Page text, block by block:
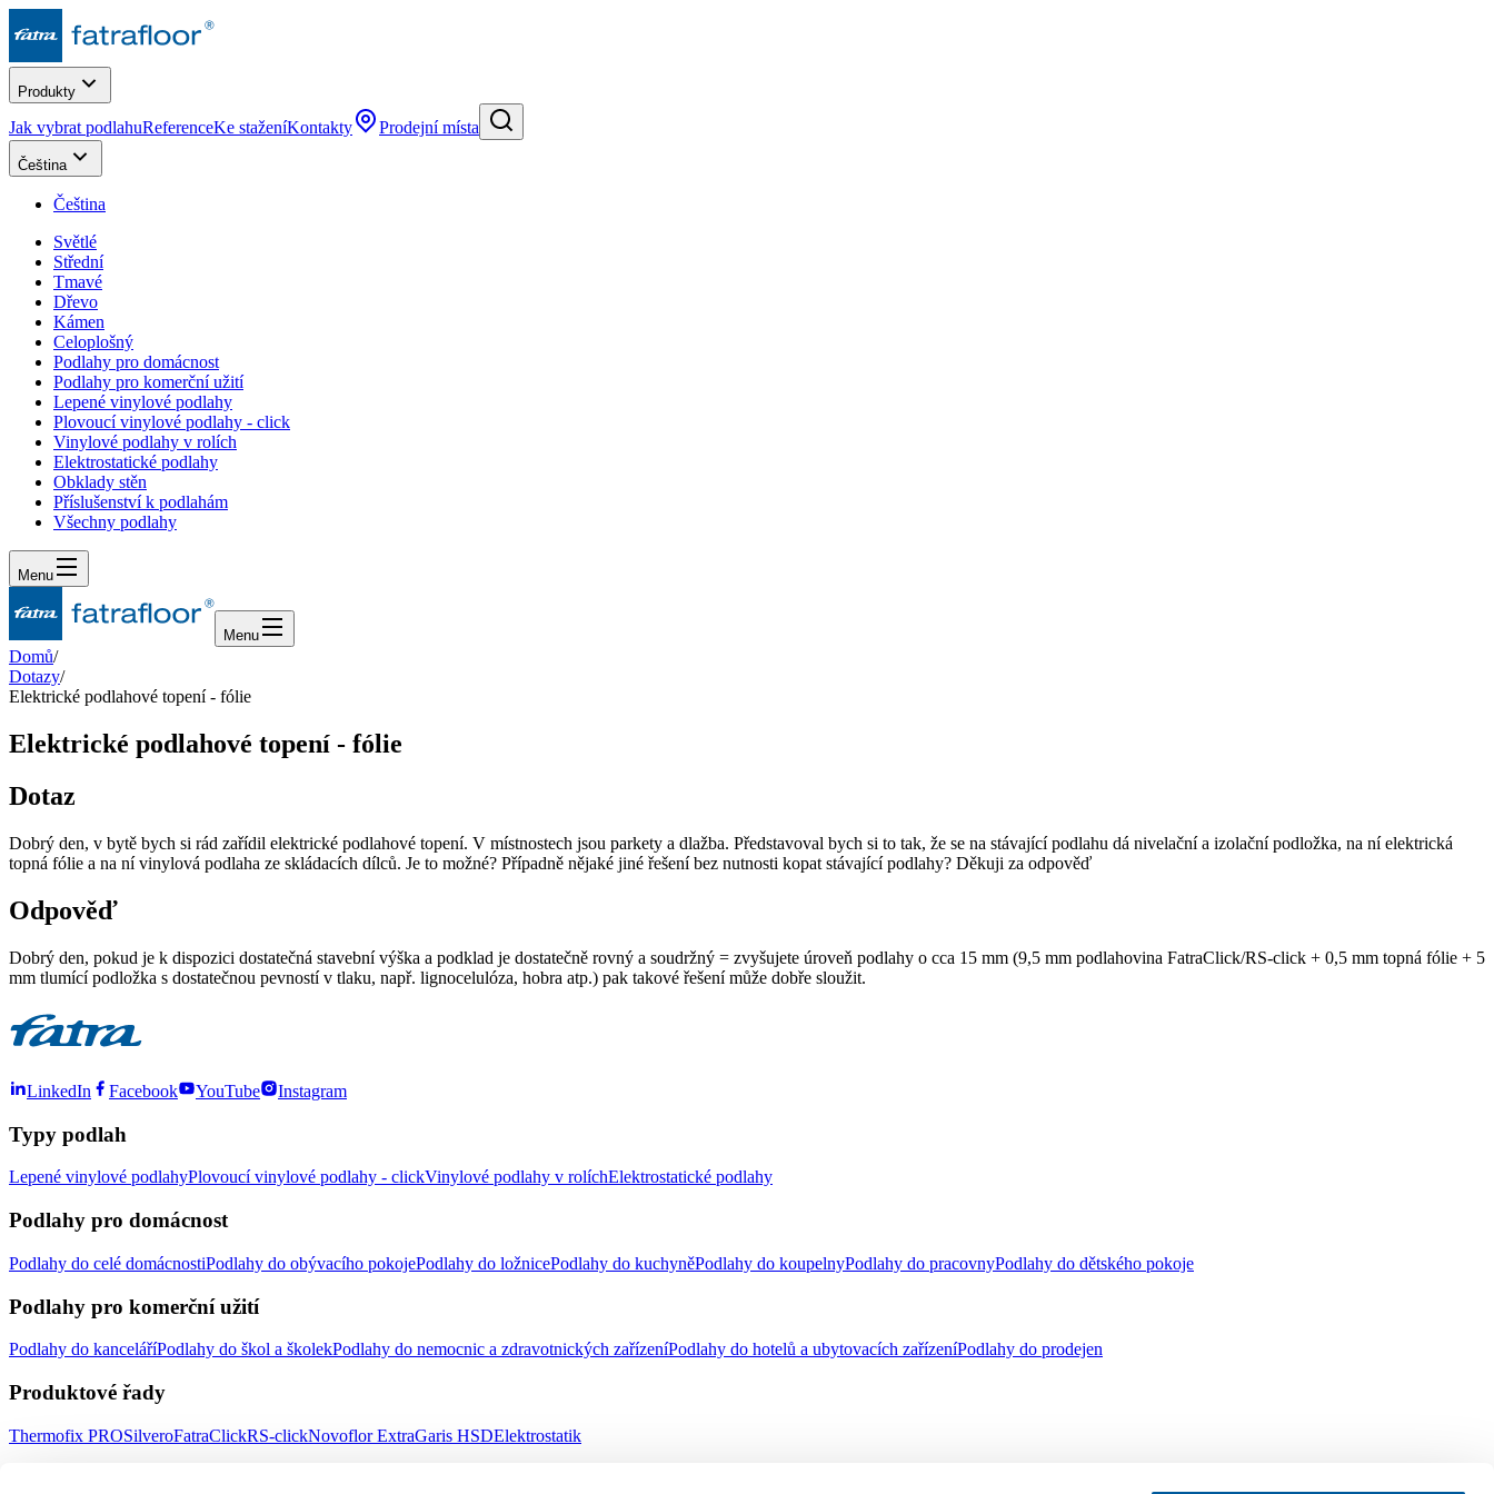
Produkty
Jak vybrat podlahuReferenceKe staženíKontakty Prodejní místa
Čeština
Čeština
Světlé
Střední
Tmavé
Dřevo
Kámen
Celoplošný
Podlahy pro domácnost
Podlahy pro komerční užití
Lepené vinylové podlahy
Plovoucí vinylové podlahy - click
Vinylové podlahy v rolích
Elektrostatické podlahy
Obklady stěn
Příslušenství k podlahám
Všechny podlahy
Menu
Menu
Domů/
Dotazy/
Elektrické podlahové topení - fólie
Elektrické podlahové topení - fólie
Dotaz
Dobrý den, v bytě bych si rád zařídil elektrické podlahové topení. V místnostech jsou parkety a dlažba. Představoval bych si to tak, že se na stávající podlahu dá nivelační a izolační podložka, na ní elektrická
topná fólie a na ní vinylová podlaha ze skládacích dílců. Je to možné? Případně nějaké jiné řešení bez nutnosti kopat stávající podlahy? Děkuji za odpověď
Odpověď
Dobrý den, pokud je k dispozici dostatečná stavební výška a podklad je dostatečně rovný a soudržný = zvyšujete úroveň podlahy o cca 15 mm (9,5 mm podlahovina FatraClick/RS-click + 0,5 mm topná fólie + 5
mm tlumící podložka s dostatečnou pevností v tlaku, např. lignocelulóza, hobra atp.) pak takové řešení může dobře sloužit.
LinkedIn Facebook YouTube Instagram
Typy podlah
Lepené vinylové podlahyPlovoucí vinylové podlahy - clickVinylové podlahy v rolíchElektrostatické podlahy
Podlahy pro domácnost
Podlahy do celé domácnostiPodlahy do obývacího pokojePodlahy do ložnicePodlahy do kuchyněPodlahy do koupelnyPodlahy do pracovnyPodlahy do dětského pokoje
Podlahy pro komerční užití
Podlahy do kanceláříPodlahy do škol a školekPodlahy do nemocnic a zdravotnických zařízeníPodlahy do hotelů a ubytovacích zařízeníPodlahy do prodejen
Produktové řady
Thermofix PROSilveroFatraClickRS-clickNovoflor ExtraGaris HSDElektrostatik